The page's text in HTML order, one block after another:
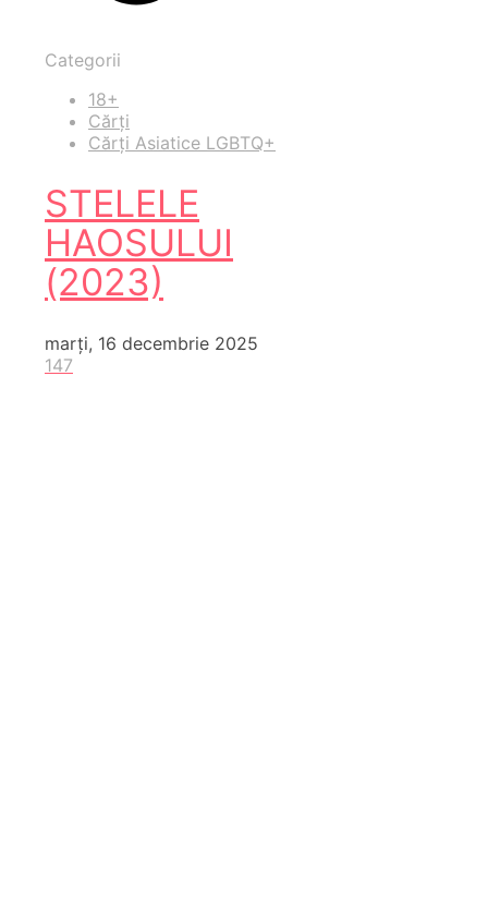
Categorii
18+
Cărți
Cărți Asiatice LGBTQ+
STELELE
HAOSULUI
(2023)
marți, 16 decembrie 2025
147